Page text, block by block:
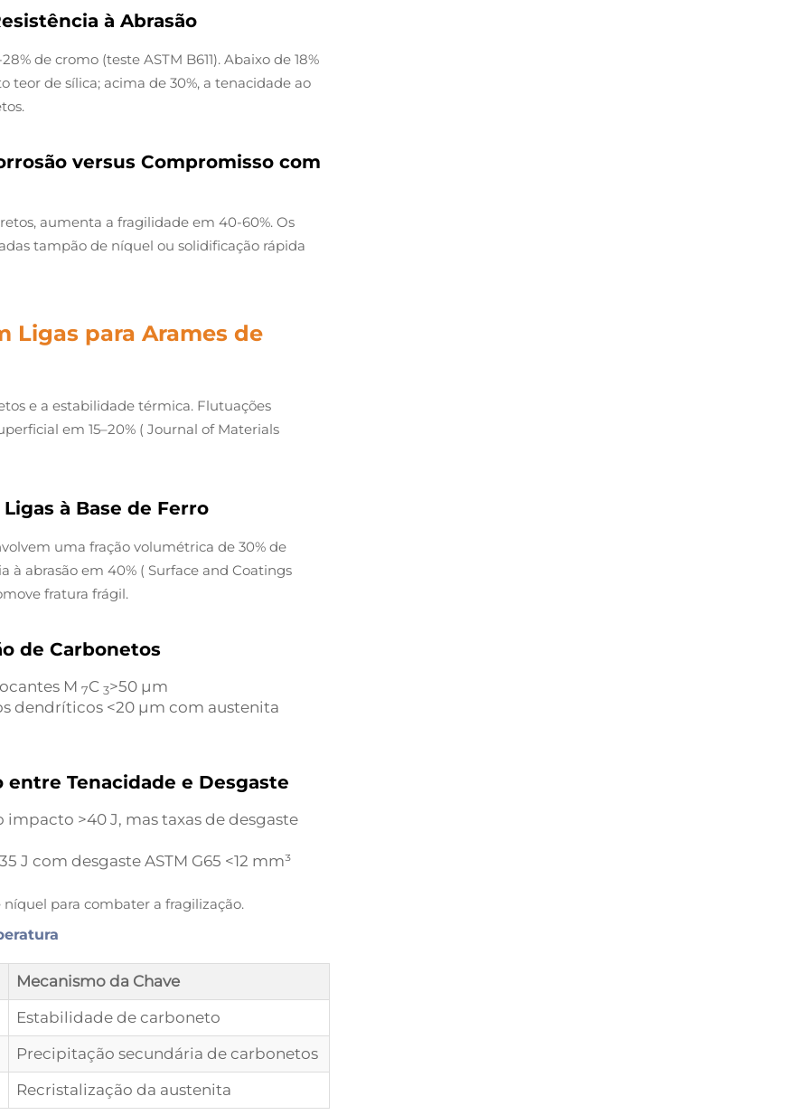
à Abrasão
de cromo (teste ASTM B611). Abaixo de 18%
de sílica; acima de 30%, a tenacidade ao
versus Compromisso com
aumenta a fragilidade em 40-60%. Os
tampão de níquel ou solidificação rápida
Ligas para Arames de
e a estabilidade térmica. Flutuações
em 15–20% ( Journal of Materials
à Base de Ferro
uma fração volumétrica de 30% de
à abrasão em 40% ( Surface and Coatings
fratura frágil.
de Carbonetos
M 7C 3>50 μm
dendríticos <20 μm com austenita
Tenacidade e Desgaste
impacto >40 J, mas taxas de desgaste
J com desgaste ASTM G65 <12 mm³
níquel para combater a fragilização.
Mecanismo da Chave
Estabilidade de carboneto
Precipitação secundária de carbonetos
Recristalização da austenita